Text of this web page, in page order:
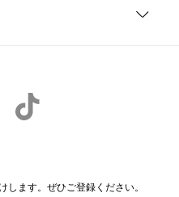
します。ぜひご登録ください。